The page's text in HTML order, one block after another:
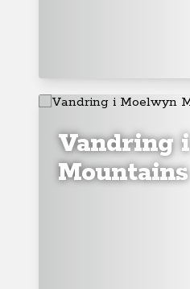
Vandring
Mountains